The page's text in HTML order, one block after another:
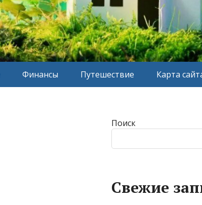
Финансы Путешествие Карта
Поиск
Свежие